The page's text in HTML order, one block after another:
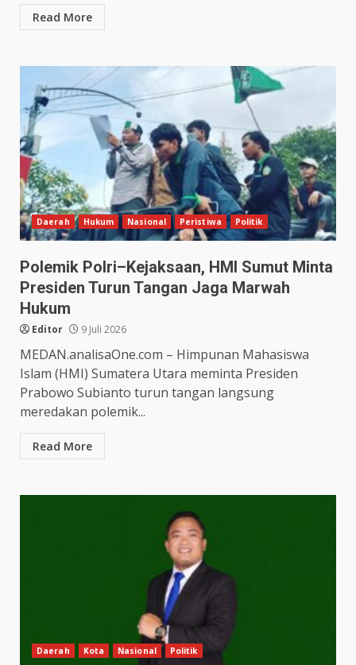
Read More
Daerah Hukum Nasional Peristiwa Politik
Polemik Polri–Kejaksaan, HMI Sumut Minta
Presiden Turun Tangan Jaga Marwah
Hukum
Editor 9 Juli 2026
MEDAN.analisaOne.com – Himpunan Mahasiswa
Islam (HMI) Sumatera Utara meminta Presiden
Prabowo Subianto turun tangan langsung
meredakan polemik...
Read More
Daerah Kota Nasional Politik